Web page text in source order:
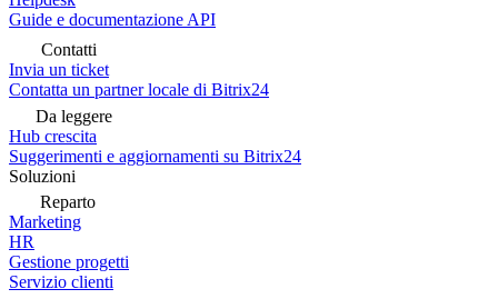
Guide e documentazione API
Contatti
Invia un ticket
Contatta un partner locale di Bitrix24
Da leggere
Hub crescita
Suggerimenti e aggiornamenti su Bitrix24
Soluzioni
Reparto
Marketing
HR
Gestione progetti
Servizio clienti